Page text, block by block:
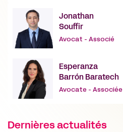
Jonathan
Souffir
Avocat - Associé
Esperanza
Barrón Baratech
Avocate - Associée
Dernières actualités